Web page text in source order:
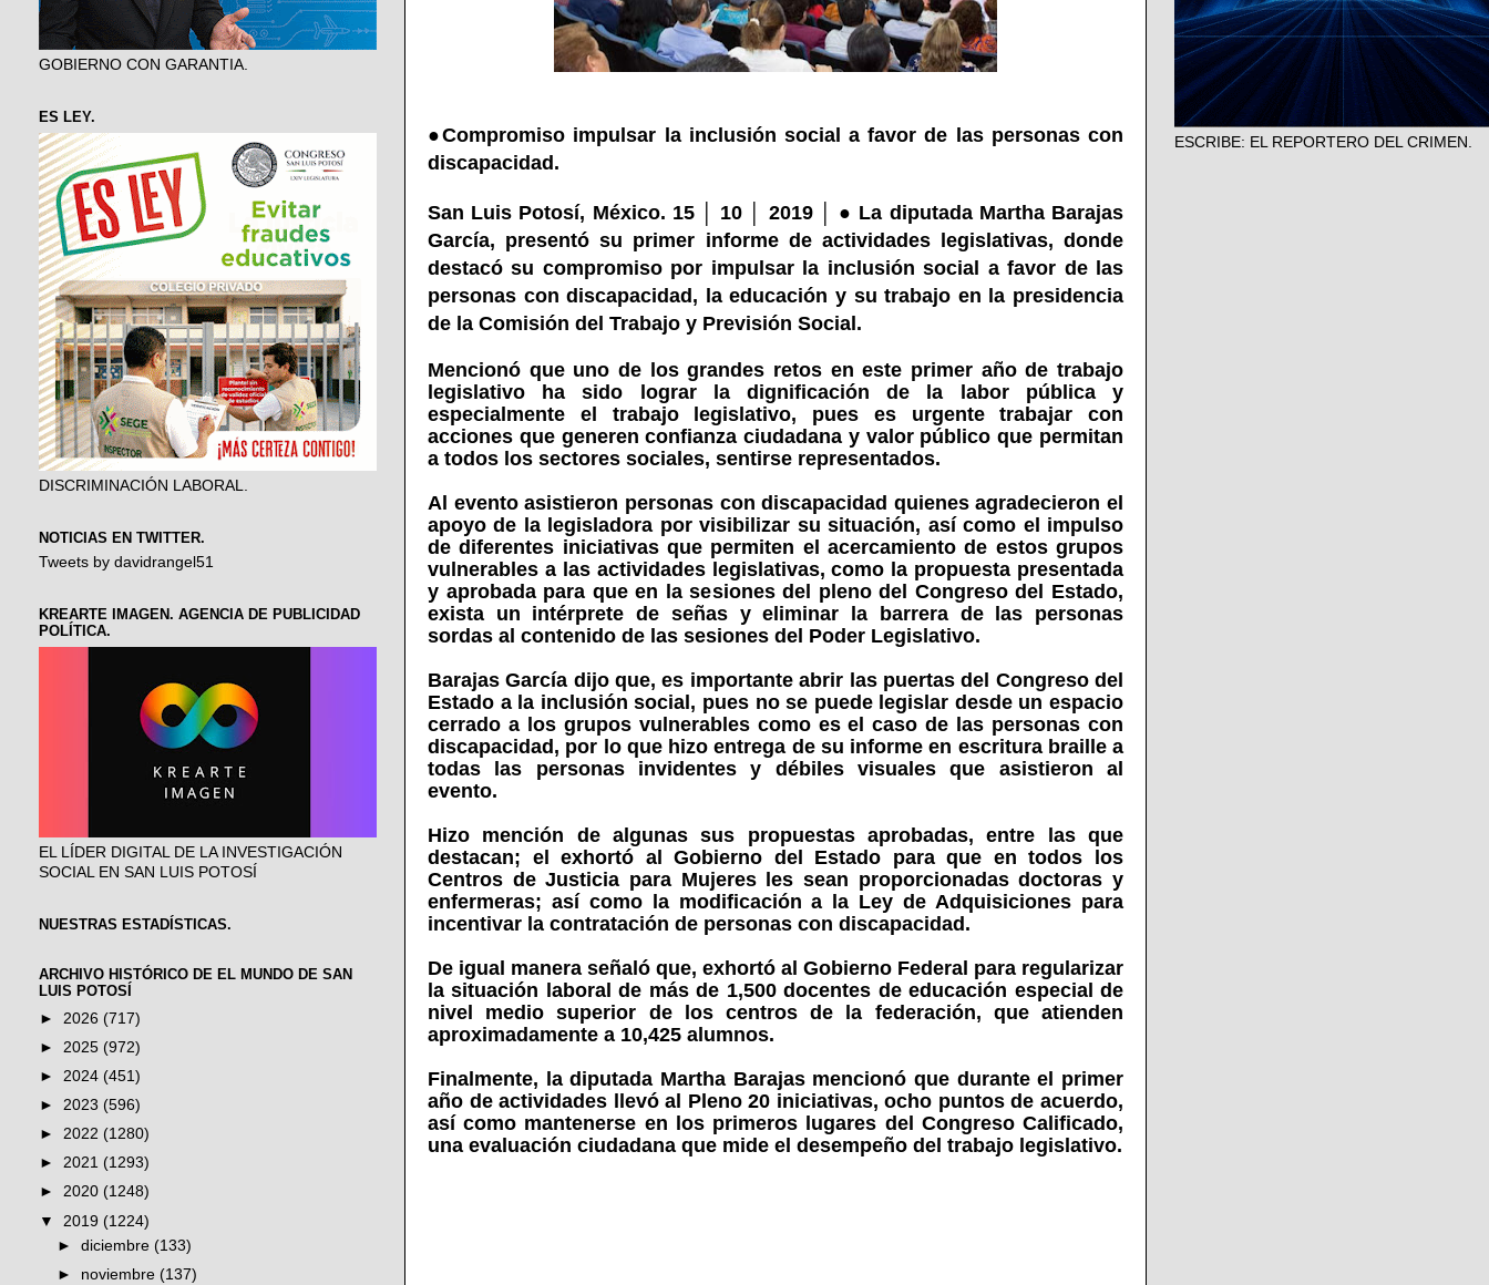
●Compromiso impulsar la inclusión social a favor de las personas con
discapacidad.
San Luis Potosí, México. 15 │ 10 │ 2019 │ ● La diputada Martha Barajas
García, presentó su primer informe de actividades legislativas, donde
destacó su compromiso por impulsar la inclusión social a favor de las
personas con discapacidad, la educación y su trabajo en la presidencia
de la Comisión del Trabajo y Previsión Social.
Mencionó que uno de los grandes retos en este primer año de trabajo
legislativo ha sido lograr la dignificación de la labor pública y
especialmente el trabajo legislativo, pues es urgente trabajar con
acciones que generen confianza ciudadana y valor público que permitan
a todos los sectores sociales, sentirse representados.
Al evento asistieron personas con discapacidad quienes agradecieron el
apoyo de la legisladora por visibilizar su situación, así como el impulso
de diferentes iniciativas que permiten el acercamiento de estos grupos
vulnerables a las actividades legislativas, como la propuesta presentada
y aprobada para que en la sesiones del pleno del Congreso del Estado,
exista un intérprete de señas y eliminar la barrera de las personas
sordas al contenido de las sesiones del Poder Legislativo.
Barajas García dijo que, es importante abrir las puertas del Congreso del
Estado a la inclusión social, pues no se puede legislar desde un espacio
cerrado a los grupos vulnerables como es el caso de las personas con
discapacidad, por lo que hizo entrega de su informe en escritura braille a
todas las personas invidentes y débiles visuales que asistieron al
evento.
Hizo mención de algunas sus propuestas aprobadas, entre las que
destacan; el exhortó al Gobierno del Estado para que en todos los
Centros de Justicia para Mujeres les sean proporcionadas doctoras y
enfermeras; así como la modificación a la Ley de Adquisiciones para
incentivar la contratación de personas con discapacidad.
De igual manera señaló que, exhortó al Gobierno Federal para regularizar
la situación laboral de más de 1,500 docentes de educación especial de
nivel medio superior de los centros de la federación, que atienden
aproximadamente a 10,425 alumnos.
Finalmente, la diputada Martha Barajas mencionó que durante el primer
año de actividades llevó al Pleno 20 iniciativas, ocho puntos de acuerdo,
así como mantenerse en los primeros lugares del Congreso Calificado,
una evaluación ciudadana que mide el desempeño del trabajo legislativo.
GOBIERNO CON GARANTIA.
ES LEY.
DISCRIMINACIÓN LABORAL.
NOTICIAS EN TWITTER.
Tweets by davidrangel51
KREARTE IMAGEN. AGENCIA DE PUBLICIDAD
POLÍTICA.
EL LÍDER DIGITAL DE LA INVESTIGACIÓN
SOCIAL EN SAN LUIS POTOSÍ
NUESTRAS ESTADÍSTICAS.
ARCHIVO HISTÓRICO DE EL MUNDO DE SAN
LUIS POTOSÍ
► 2026 (717)
► 2025 (972)
► 2024 (451)
► 2023 (596)
► 2022 (1280)
► 2021 (1293)
► 2020 (1248)
▼ 2019 (1224)
►diciembre(133)
► noviembre(137)
ESCRIBE: EL REPORTERO DEL CRIMEN.